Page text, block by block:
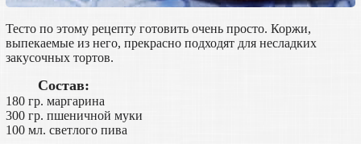
Тесто по этому рецепту готовить очень просто. Коржи,
выпекаемые из него, прекрасно подходят для несладких
закусочных тортов.
Состав:
180 гр. маргарина
300 гр. пшеничной муки
100 мл. светлого пива